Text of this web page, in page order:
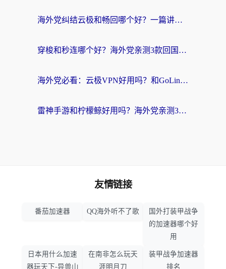
海外党纠结云极和畅回哪个好？一篇讲透回国加速器怎么选（附避坑指南）
穿梭和秒连哪个好？海外党亲测3款回国加速器，教你在国外正常浏览国内网站
海外党必看：云极VPN好用吗？和GoLinkVPN对比哪个回国效果更好？附真实体验指南
雷神手游和柠檬鲸好用吗？海外党亲测3款回国加速器，教你避开破解VPN坑
友情链接
番茄加速器 QQ海外听不了歌
国外打装甲战争
的加速器哪个好
用
日本用什么加速
器玩天下-异兽山
在南非怎么玩天
涯明月刀
装甲战争加速器
排名